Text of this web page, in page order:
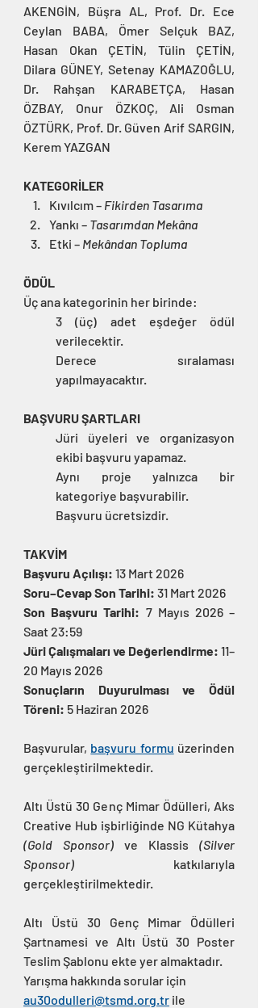
AKENGİN, Büşra AL, Prof. Dr. Ece
Ceylan BABA, Ömer Selçuk BAZ,
Hasan Okan ÇETİN, Tülin ÇETİN,
Dilara GÜNEY, Setenay KAMAZOĞLU,
Dr. Rahşan KARABETÇA, Hasan
ÖZBAY, Onur ÖZKOÇ, Ali Osman
ÖZTÜRK, Prof. Dr. Güven Arif SARGIN,
Kerem YAZGAN
KATEGORİLER
Kıvılcım – Fikirden Tasarıma
Yankı – Tasarımdan Mekâna
Etki – Mekândan Topluma
ÖDÜL
Üç ana kategorinin her birinde:
3 (üç) adet eşdeğer ödül
verilecektir.
Derece sıralaması
yapılmayacaktır.
BAŞVURU ŞARTLARI
Jüri üyeleri ve organizasyon
ekibi başvuru yapamaz.
Aynı proje yalnızca bir
kategoriye başvurabilir.
Başvuru ücretsizdir.
TAKVİM
Başvuru Açılışı: 13 Mart 2026
Soru–Cevap Son Tarihi: 31 Mart 2026
Son Başvuru Tarihi: 7 Mayıs 2026 –
Saat 23:59
Jüri Çalışmaları ve Değerlendirme: 11–
20 Mayıs 2026
Sonuçların Duyurulması ve Ödül
Töreni: 5 Haziran 2026
Başvurular, başvuru formu üzerinden
gerçekleştirilmektedir.
Altı Üstü 30 Genç Mimar Ödülleri, Aks
(Gold Sponsor) ve Klassis (Silver
Sponsor) katkılarıyla
gerçekleştirilmektedir.
Altı Üstü 30 Genç Mimar Ödülleri
Şartnamesi ve Altı Üstü 30 Poster
Teslim Şablonu ekte yer almaktadır.
Yarışma hakkında sorular için
au30odulleri@tsmd.org.tr ile